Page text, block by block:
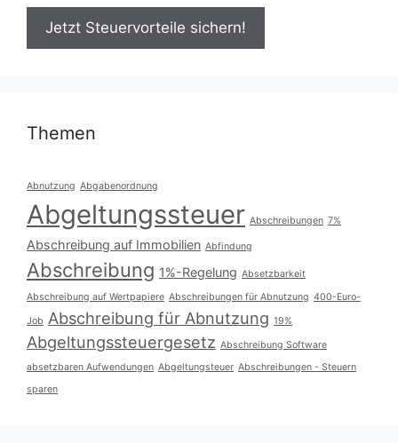
Themen
Abnutzung Abgabenordnung
Abgeltungssteuer Abschreibungen 7%
Abschreibung auf Immobilien Abfindung
Abschreibung 1%-Regelung Absetzbarkeit
Abschreibung auf Wertpapiere Abschreibungen für Abnutzung 400-Euro-
Job Abschreibung für Abnutzung 19%
Abgeltungssteuergesetz Abschreibung Software
absetzbaren Aufwendungen Abgeltungsteuer Abschreibungen - Steuern
sparen